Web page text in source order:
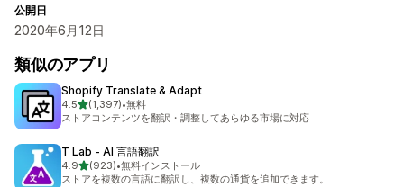
公開日
2020年6月12日
類似のアプリ
Shopify Translate & Adapt
4.55つ星中
(1,397)
合計レビュー数：1397件
•無料
ストアコンテンツを翻訳・調整してあらゆる市場に対応
T Lab ‑ AI 言語翻訳
4.95つ星中
(923)
合計レビュー数：923件
•無料インストール
ストアを複数の言語に翻訳し、複数の通貨を追加できます。